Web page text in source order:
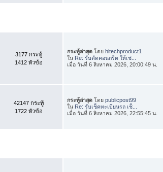
3177 กระทู้
1412 หัวข้อ
กระทู้ล่าสุด โดยhitechproduct1
ใน Re: รับตัดคอนกรีต ให้เช่...
เมื่อ วันที่ 6 สิงหาคม 2026, 20:00:49 น.
42147 กระทู้
1722 หัวข้อ
กระทู้ล่าสุด โดยpublicpost99
ใน Re: รับเช็คทะเบียนรถ เช็...
เมื่อ วันที่ 6 สิงหาคม 2026, 22:55:45 น.